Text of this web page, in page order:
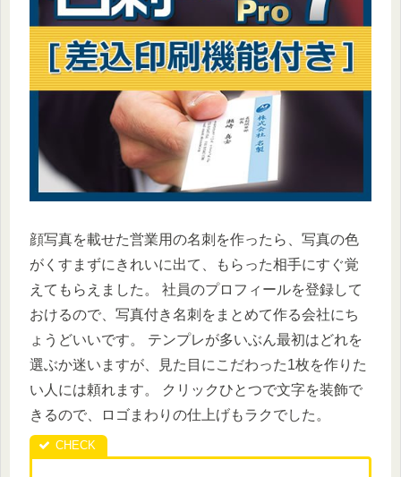
顔写真を載せた営業用の名刺を作ったら、写真の色
がくすまずにきれいに出て、もらった相手にすぐ覚
えてもらえました。 社員のプロフィールを登録して
おけるので、写真付き名刺をまとめて作る会社にち
ょうどいいです。 テンプレが多いぶん最初はどれを
選ぶか迷いますが、見た目にこだわった1枚を作りた
い人には頼れます。 クリックひとつで文字を装飾で
きるので、ロゴまわりの仕上げもラクでした。